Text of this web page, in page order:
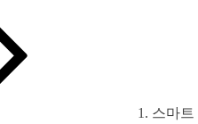
1. 스마트